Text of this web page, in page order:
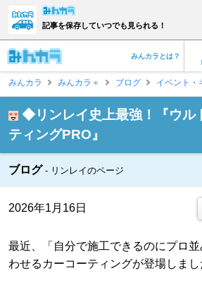
記事を保存していつでも見られる！
みんカラとは？
みんカラ みんカラ＋ ブログ イベント・
◆リンレイ史上最強！『ウル
ティングPRO』
ブログ リンレイのページ
2026年1月16日
最近、「自分で施工できるのにプロ
わせるカーコーティングが登場しまし